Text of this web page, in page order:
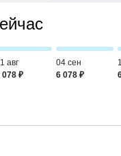
авг
078 ₽
04 сен
6 078 ₽